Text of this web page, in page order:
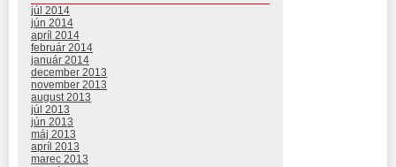
júl 2014
jún 2014
apríl 2014
február 2014
január 2014
december 2013
november 2013
august 2013
júl 2013
jún 2013
máj 2013
apríl 2013
marec 2013